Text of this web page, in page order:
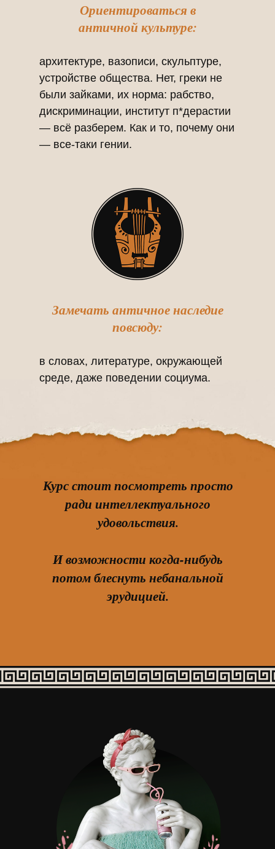
Ориентироваться в
античной культуре:
архитектуре, вазописи, скульптуре,
устройстве общества. Нет, греки не
были зайками, их норма: рабство,
дискриминации, институт п*дерастии
— всё разберем. Как и то, почему они
— все-таки гении.
Замечать античное наследие
повсюду:
в словах, литературе, окружающей
среде, даже поведении социума.
Курс стоит посмотреть просто
ради интеллектуального
удовольствия.
И возможности когда-нибудь
потом блеснуть небанальной
эрудицией.